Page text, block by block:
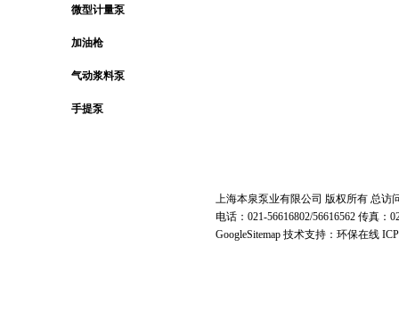
微型计量泵
加油枪
气动浆料泵
手提泵
上海本泉泵业有限公司 版权所有 总访
电话：021-56616802/56616562 传真：
GoogleSitemap 技术支持：环保在线